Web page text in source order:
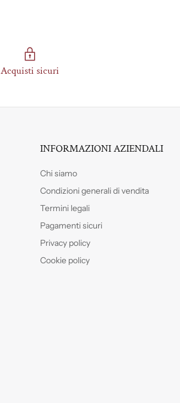
Acquisti sicuri
INFORMAZIONI AZIENDALI
Chi siamo
Condizioni generali di vendita
Termini legali
Pagamenti sicuri
Privacy policy
Cookie policy